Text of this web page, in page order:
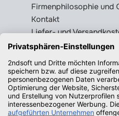
Firmenphilosophie und
Kontakt
Liefer- und
Rückgabebedingungen
Wissenswertes
Legale
Produktschlüssel =
Microsoft Office legal